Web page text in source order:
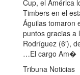
Cup, el América
Timbers en el
Águilas tomaron
puntos gracias a
Rodríguez (6′),
…El cargo Am�
Tribuna Noticias